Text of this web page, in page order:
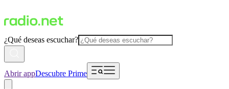
¿Qué deseas escuchar?
Abrir appDescubre Prime